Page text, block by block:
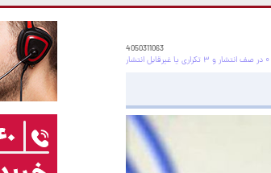
4050311063